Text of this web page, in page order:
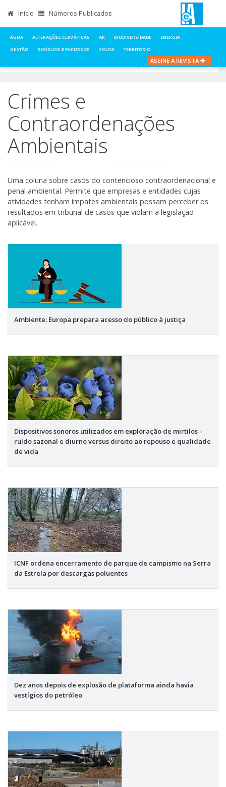
Início Números Publicados
ÁGUA ALTERAÇÕES CLIMÁTICAS AR BIODIVERSIDADE
ENERGIA
GESTÃO
RESÍDUOS E RECURSOS SOLOS TERRITÓRIO
ASSINE A REVISTA
CRIMES E CONTRAORDENAÇÕES AMBIENTAIS
Crimes e
Contraordenações
Ambientais
Uma coluna sobre casos do contencioso contraordenacional e
penal ambiental. Permite que empresas e entidades cujas
atividades tenham impates ambientais possam perceber os
resultados em tribunal de casos que violam a legislação
aplicável.
Ambiente: Europa prepara acesso do público à justiça
Dispositivos sonoros utilizados em exploração de mirtilos –
ruído sazonal e diurno versus direito ao repouso e qualidade
de vida
ICNF ordena encerramento de parque de campismo na Serra
da Estrela por descargas poluentes
Dez anos depois de explosão de plataforma ainda havia
vestígios do petróleo